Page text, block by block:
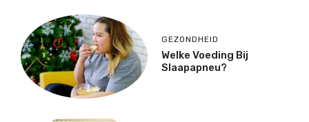
GEZONDHEID
Welke Voeding Bij
Slaapapneu?